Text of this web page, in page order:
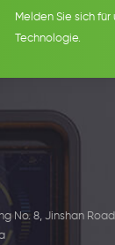
Melden Sie sich
Technologie.
No. 8, Jinshan